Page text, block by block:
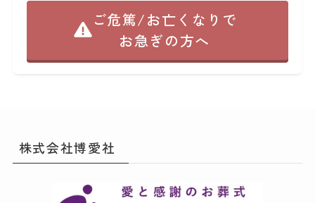
ご危篤/お亡くなりで
お急ぎの方へ
株式会社博愛社